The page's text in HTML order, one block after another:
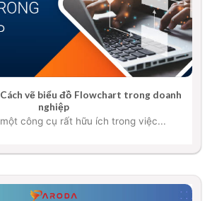
vẽ biểu đồ Flowchart trong doanh
nghiệp
công cụ rất hữu ích trong việc...